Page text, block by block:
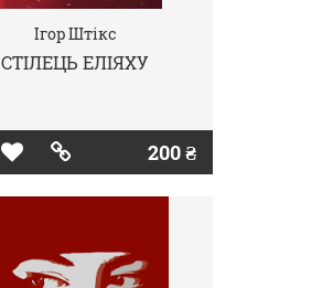
Ігор Штікс
СТІЛЕЦЬ ЕЛІЯХУ
200 ₴